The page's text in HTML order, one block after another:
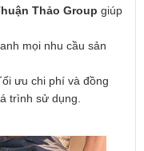
Thảo Group giúp
mọi nhu cầu sản
ưu chi phí và đồng
trình sử dụng.